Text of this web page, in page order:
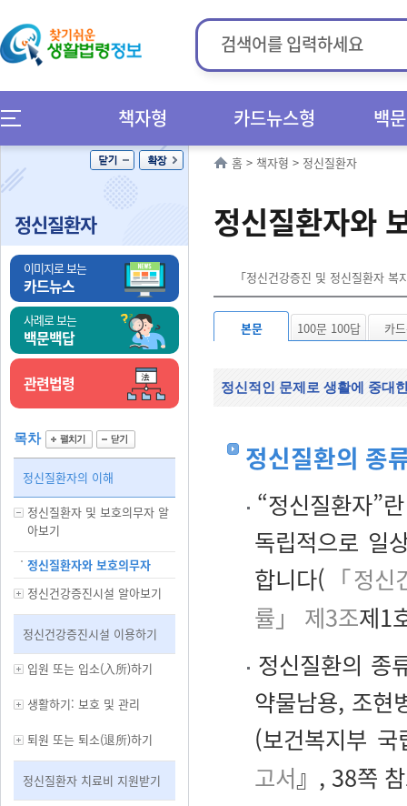
책자형 카드뉴스형 백
정신질환자
이미지로 보는
카드뉴스
사례로 보는
백문백답
관련법령
목차
정신질환자의 이해
정신질환자 및 보호의무자 알
아보기
정신질환자와 보호의무자
정신건강증진시설 알아보기
정신건강증진시설 이용하기
입원 또는 입소(入所)하기
생활하기: 보호 및 관리
퇴원 또는 퇴소(退所)하기
정신질환자 치료비 지원받기
홈 > 책자형 > 정신질환자
정신질환자와
「정신건강증진 및 정신질환자
본문 100문 100답 카
정신적인 문제로 생활에 중대
정신질환의 종
“정신질환자”
독립적으로 일
합니다( 「정
률」 제3조제1
정신질환의 종
약물남용, 조현
(보건복지부
고서』, 38쪽